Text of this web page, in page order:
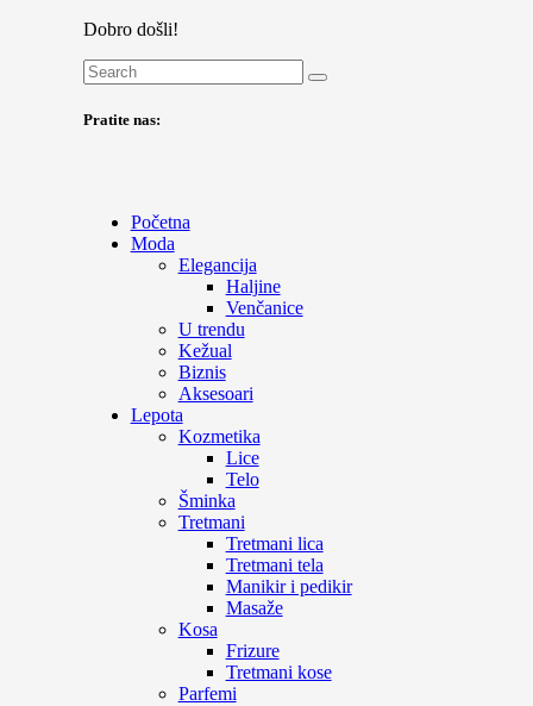
Dobro došli!
Pratite nas:
Početna
Moda
Elegancija
Haljine
Venčanice
U trendu
Kežual
Biznis
Aksesoari
Lepota
Kozmetika
Lice
Telo
Šminka
Tretmani
Tretmani lica
Tretmani tela
Manikir i pedikir
Masaže
Kosa
Frizure
Tretmani kose
Parfemi